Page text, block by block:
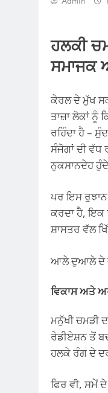
ਹਲਕੀ
ਸਮਾਜਕ
ਕੇਰਲ ਦੇ ਮੁੱਖ
ਤਾਜ਼ਾ ਲੋਕਾਂ ਨੂੰ
ਰਹਿੰਦਾ ਹੈ –
ਸੰਜੋਗਾਂ ਦੀ ਵੱਧ
ਨੁਕਸਾਨਦੇਹ
ਪਰ ਇਸ
ਕਰਦਾ ਹੈ, ਇਕ
ਸ਼ਾਸਤਰ ਵੱਲ
ਆਲੇ ਦੁਆਲੇ ਦੇ
ਵਿਕਾਸ ਅਤੇ
ਮਨੁੱਖੀ ਚਮੜੀ
ਰੇਡੀਏਸ਼ਨ ਤੋਂ
ਹਲਕੇ ਰੰਗ ਦੇ
ਫਿਰ ਵੀ, ਸਮੇਂ